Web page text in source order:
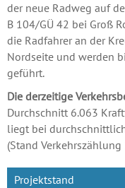
der neue Radweg auf
B 104/GÜ 42 bei Groß
die Radfahrer an der
Nordseite und werden
geführt.
Die derzeitige
Durchschnitt 6.063
liegt bei
(Stand Verkehrszählung
Projektstand